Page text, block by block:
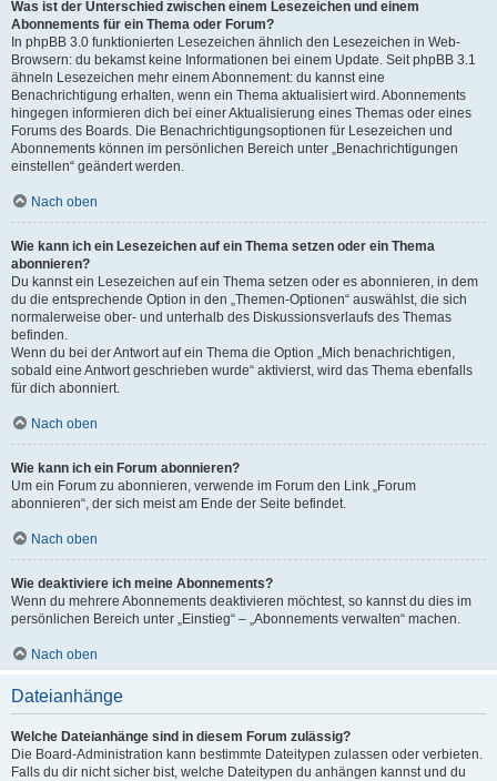
Was ist der Unterschied zwischen einem Lesezeichen und einem
Abonnements für ein Thema oder Forum?
In phpBB 3.0 funktionierten Lesezeichen ähnlich den Lesezeichen in Web-
Browsern: du bekamst keine Informationen bei einem Update. Seit phpBB 3.1
ähneln Lesezeichen mehr einem Abonnement: du kannst eine
Benachrichtigung erhalten, wenn ein Thema aktualisiert wird. Abonnements
hingegen informieren dich bei einer Aktualisierung eines Themas oder eines
Forums des Boards. Die Benachrichtigungsoptionen für Lesezeichen und
Abonnements können im persönlichen Bereich unter „Benachrichtigungen
einstellen“ geändert werden.
Nach oben
Wie kann ich ein Lesezeichen auf ein Thema setzen oder ein Thema
abonnieren?
Du kannst ein Lesezeichen auf ein Thema setzen oder es abonnieren, in dem
du die entsprechende Option in den „Themen-Optionen“ auswählst, die sich
normalerweise ober- und unterhalb des Diskussionsverlaufs des Themas
befinden.
Wenn du bei der Antwort auf ein Thema die Option „Mich benachrichtigen,
sobald eine Antwort geschrieben wurde“ aktivierst, wird das Thema ebenfalls
für dich abonniert.
Nach oben
Wie kann ich ein Forum abonnieren?
Um ein Forum zu abonnieren, verwende im Forum den Link „Forum
abonnieren“, der sich meist am Ende der Seite befindet.
Nach oben
Wie deaktiviere ich meine Abonnements?
Wenn du mehrere Abonnements deaktivieren möchtest, so kannst du dies im
persönlichen Bereich unter „Einstieg“ – „Abonnements verwalten“ machen.
Nach oben
Dateianhänge
Welche Dateianhänge sind in diesem Forum zulässig?
Die Board-Administration kann bestimmte Dateitypen zulassen oder verbieten.
Falls du dir nicht sicher bist, welche Dateitypen du anhängen kannst und du